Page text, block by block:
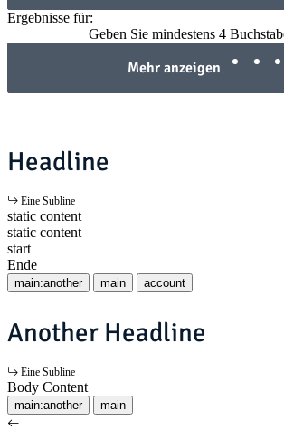
Ergebnisse für:
Geben Sie mindestens 4
Mehr anzeigen
Headline
Eine Subline
static content
static content
start
Ende
main:another main account
Another Headline
Eine Subline
Body Content
main:another main